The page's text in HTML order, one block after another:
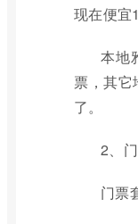
现在便宜
本地
票，其
了。
2、
门票